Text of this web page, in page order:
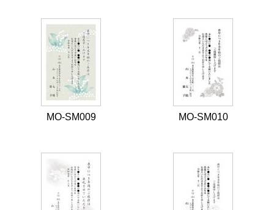
MO-SM009 MO-SM010